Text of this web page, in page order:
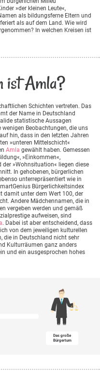
»der kleinen Leute«,
als bildungsferne Eltern und
als auf dem Land. Wie wird
In welchen Kreisen ist
ist Amla?
Schichten vertreten. Das
der Name in Deutschland
statistische Aussagen
Beobachtungen, die uns
hin, dass in den letzten Jahren
»unteren Mittelschicht«
Amla gewählt haben. Gemessen
»Einkommen«,
»Wohnsituation« liegen diese
In gehobenen, bürgerlichen
unterrepräsentiert wie in
Bürgerlichkeitsindex
damit unter dem Wert 100, der
Andere Mädchennamen, die in
vergeben werden und gemäß
aufweisen, sind
. Dabei ist aber entscheidend, dass
von dem jeweiligen kulturellen
die in Deutschland nicht sehr
Kulturräumen ganz anders
und ein ausgesprochen hohes
Das große
Bürgertum